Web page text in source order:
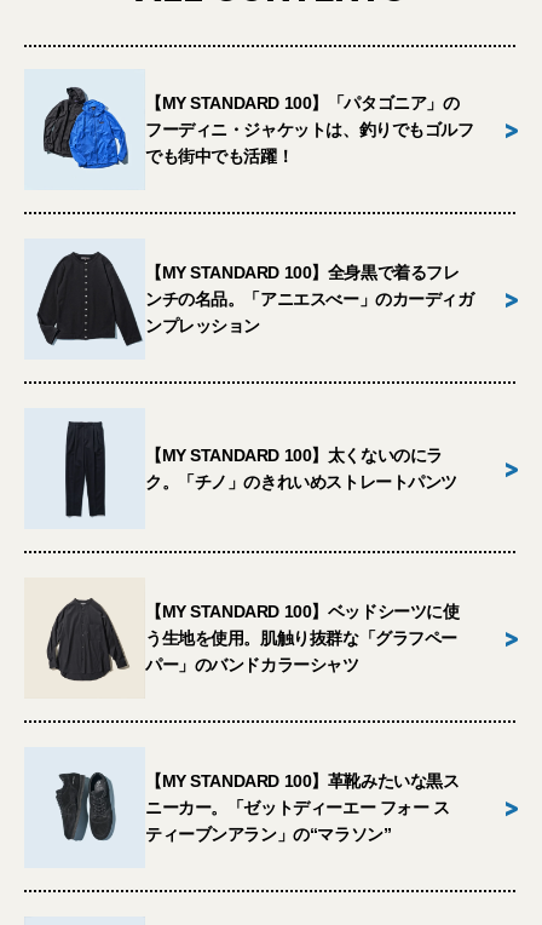
【MY STANDARD 100】「パタゴニア」の
フーディニ・ジャケットは、釣りでもゴルフ
でも街中でも活躍！
>
【MY STANDARD 100】全身黒で着るフレ
ンチの名品。「アニエスべー」のカーディガ
ンプレッション
>
【MY STANDARD 100】太くないのにラ
ク。「チノ」のきれいめストレートパンツ
>
【MY STANDARD 100】ベッドシーツに使
う生地を使用。肌触り抜群な「グラフペー
パー」のバンドカラーシャツ
>
【MY STANDARD 100】革靴みたいな黒ス
ニーカー。「ゼットディーエー フォー ス
ティーブンアラン」の“マラソン”
>